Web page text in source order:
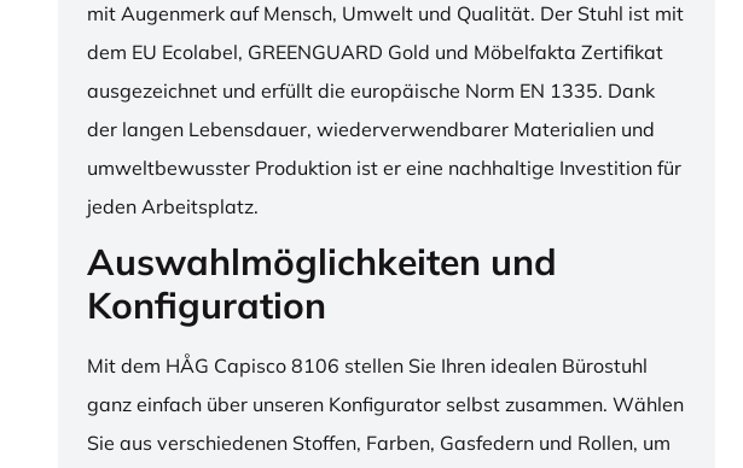
mit Augenmerk auf Mensch, Umwelt und Qualität. Der Stuhl ist mit
dem EU Ecolabel, GREENGUARD Gold und Möbelfakta Zertifikat
ausgezeichnet und erfüllt die europäische Norm EN 1335. Dank
der langen Lebensdauer, wiederverwendbarer Materialien und
umweltbewusster Produktion ist er eine nachhaltige Investition für
jeden Arbeitsplatz.
Auswahlmöglichkeiten und
Konfiguration
Mit dem HÅG Capisco 8106 stellen Sie Ihren idealen Bürostuhl
ganz einfach über unseren Konfigurator selbst zusammen. Wählen
Sie aus verschiedenen Stoffen, Farben, Gasfedern und Rollen, um